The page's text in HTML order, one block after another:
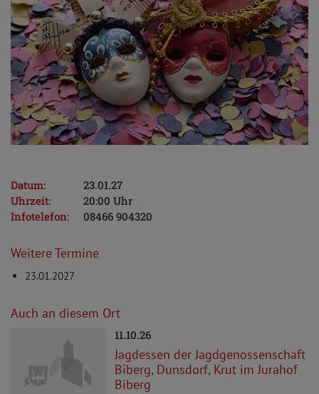
Datum:
23.01.27
Uhrzeit:
20:00 Uhr
Infotelefon:
08466 904320
Weitere Termine
23.01.2027
Auch an diesem Ort
11.10.26
Jagdessen der Jagdgenossenschaft
Biberg, Dunsdorf, Krut im Jurahof
Biberg